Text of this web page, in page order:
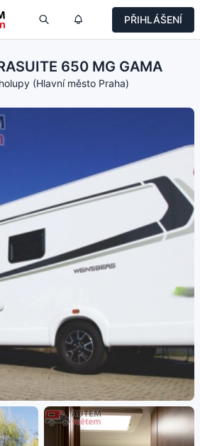
PŘIHLÁŠENÍ
650 MG GAMA
(Hlavní město Praha)